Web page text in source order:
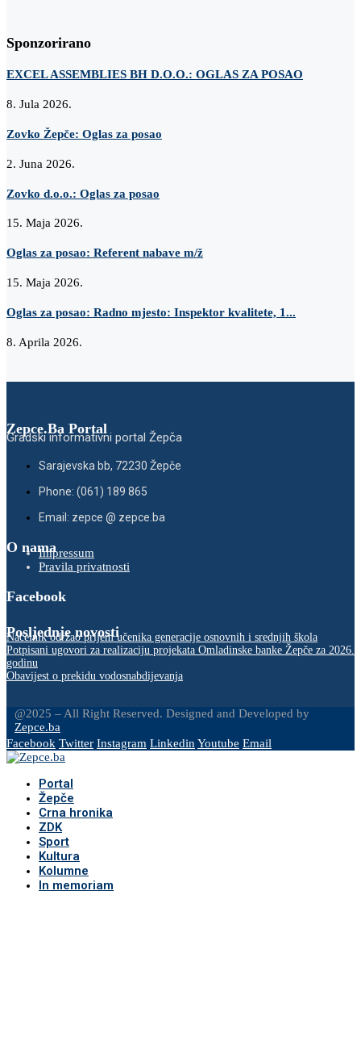
Sponzorirano
EXCEL ASSEMBLIES BH D.O.O.: OGLAS ZA POSAO
8. Jula 2026.
Zovko Žepče: Oglas za posao
2. Juna 2026.
Zovko d.o.o.: Oglas za posao
15. Maja 2026.
Oglas za posao: Referent nabave m/ž
15. Maja 2026.
Oglas za posao: Radno mjesto: Inspektor kvalitete, 1...
8. Aprila 2026.
Zepce.Ba Portal
Gradski informativni portal Žepča
Sarajevska bb, 72230 Žepče
Phone: (061) 189 865
Email: zepce @ zepce.ba
O namaImpressum
Pravila privatnosti
Facebook
Posljednje novosti
Načelnik održao prijem učenika generacije osnovnih i srednjih škola
Potpisani ugovori za realizaciju projekata Omladinske banke Žepče za 2026.
godinu
Obavijest o prekidu vodosnabdijevanja
@2025 – All Right Reserved. Designed and Developed by
Zepce.ba
Facebook Twitter Instagram LinkedinYoutube Email
Portal
Žepče
Crna hronika
ZDK
Sport
Kultura
Kolumne
In memoriam